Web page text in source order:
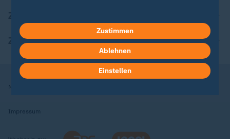
ZDFheute Apps
Nutzungsbedingungen
Impressum
in deinen Einstellungen widerrufen oder ändern.
Hier findest du das Impressum.
Weitere Informationen findest du in unserer
Datenschutzerklärung.
Zustimmen
Ablehnen
Einstellen